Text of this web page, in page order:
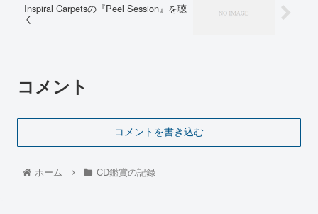
Inspiral Carpetsの『Peel Session』を聴
く
コメント
コメントを書き込む
ホーム CD鑑賞の記録